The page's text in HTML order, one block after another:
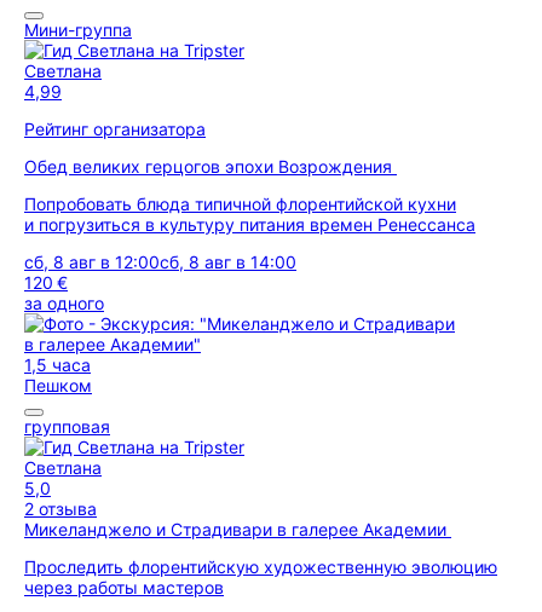
Мини-группа
Светлана
4,99
Рейтинг организатора
Обед великих герцогов эпохи Возрождения
Попробовать блюда типичной флорентийской кухни
и погрузиться в культуру питания времен Ренессанса
сб, 8 авг в 12:00сб, 8 авг в 14:00
120 €
за одного
1,5 часа
Пешком
групповая
Светлана
5,0
2 отзыва
Микеланджело и Страдивари в галерее Академии
Проследить флорентийскую художественную эволюцию
через работы мастеров